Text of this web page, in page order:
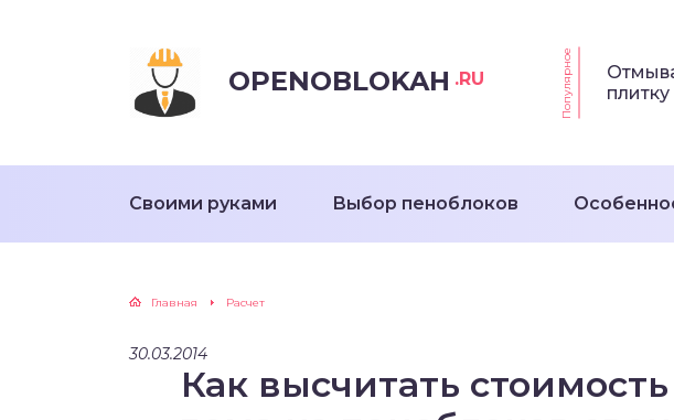
OPENOBLOKAH .RU Популярное
Своими руками Выбор пеноблоков
Главная Расчет
30.03.2014
Как высчитать